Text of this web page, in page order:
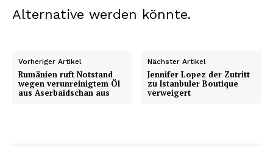
Alternative werden könnte.
Vorheriger Artikel
Rumänien ruft Notstand
wegen verunreinigtem Öl
aus Aserbaidschan aus
Nächster Artikel
Jennifer Lopez der Zutritt
zu Istanbuler Boutique
verweigert